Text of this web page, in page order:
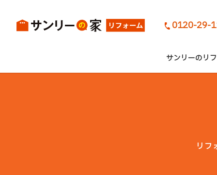
0120-29-
サンリーのリ
リフ